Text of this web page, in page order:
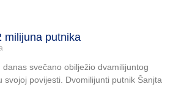
milijuna putnika
svečano obilježio dvamilijuntog
svojoj povijesti. Dvomilijunti putnik Šanjta